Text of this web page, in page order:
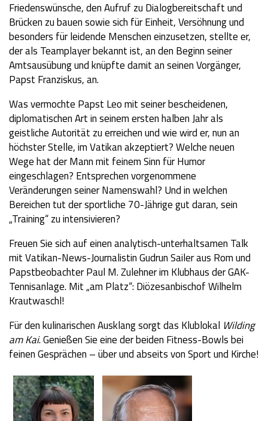
Friedenswünsche, den Aufruf zu Dialogbereitschaft und
Brücken zu bauen sowie sich für Einheit, Versöhnung und
besonders für leidende Menschen einzusetzen, stellte er,
der als Teamplayer bekannt ist, an den Beginn seiner
Amtsausübung und knüpfte damit an seinen Vorgänger,
Papst Franziskus, an.
Was vermochte Papst Leo mit seiner bescheidenen,
diplomatischen Art in seinem ersten halben Jahr als
geistliche Autorität zu erreichen und wie wird er, nun an
höchster Stelle, im Vatikan akzeptiert? Welche neuen
Wege hat der Mann mit feinem Sinn für Humor
eingeschlagen? Entsprechen vorgenommene
Veränderungen seiner Namenswahl? Und in welchen
Bereichen tut der sportliche 70-Jährige gut daran, sein
„Training“ zu intensivieren?
Freuen Sie sich auf einen analytisch-unterhaltsamen Talk
mit Vatikan-News-Journalistin Gudrun Sailer aus Rom und
Papstbeobachter Paul M. Zulehner im Klubhaus der GAK-
Tennisanlage. Mit „am Platz“: Diözesanbischof Wilhelm
Krautwaschl!
Für den kulinarischen Ausklang sorgt das Klublokal Wilding
am Kai. Genießen Sie eine der beiden Fitness-Bowls bei
feinen Gesprächen – über und abseits von Sport und Kirche!